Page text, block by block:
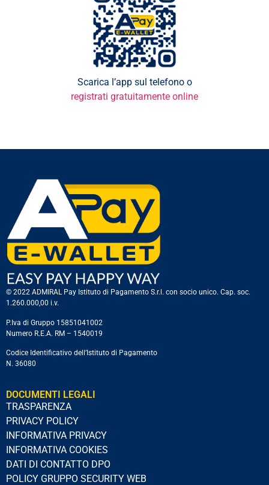
Scarica l’app sul telefono o
registrati gratuitamente online
© 2022 ADMIRAL Pay Istituto di Pagamento S.r.l. con socio unico. Cap. soc.
1.260.000,00 i.v.
P.Iva di Gruppo 15851041002
Numero R.E.A. RM – 1540019
Codice Identificativo dell’Istituto di Pagamento
N. 36080
DOCUMENTI LEGALI
TRASPARENZA
PRIVACY POLICY
INFORMATIVA PRIVACY
INFORMATIVA COOKIES
DATI DI CONTATTO DPO
POLICY GRUPPO SECURITY WEB